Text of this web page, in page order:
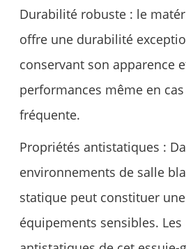
Durabilité robuste : le
offre une durabilité
conservant son apparence
performances même en
fréquente.
Propriétés antistatiques :
environnements de salle
statique peut constituer
équipements sensibles.